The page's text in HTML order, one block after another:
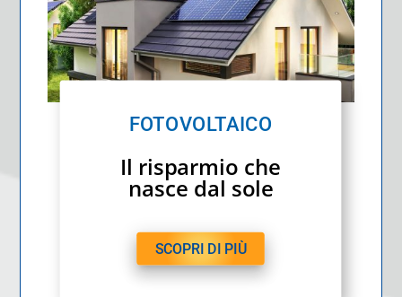
FOTOVOLTAICO
Il risparmio che
nasce dal sole
SCOPRI DI PIÙ